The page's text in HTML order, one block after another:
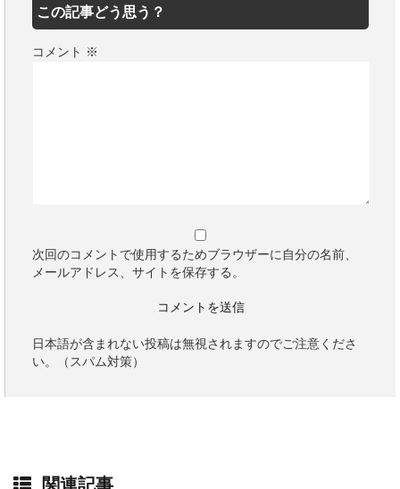
この記事どう思う？
コメント ※
次回のコメントで使用するためブラウザーに自分の名前、
メールアドレス、サイトを保存する。
日本語が含まれない投稿は無視されますのでご注意くださ
い。（スパム対策）
関連記事